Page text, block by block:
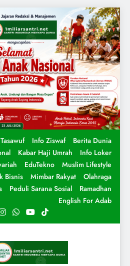
Tasawuf Info Ziswaf
Berita Dunia
Kabar Haji Umrah
Info Loker
EduTekno
Muslim Lifestyle
Bisnis
Mimbar Rakyat
Olahraga
Peduli Sarana Sosial
Ramadhan
English For Adab